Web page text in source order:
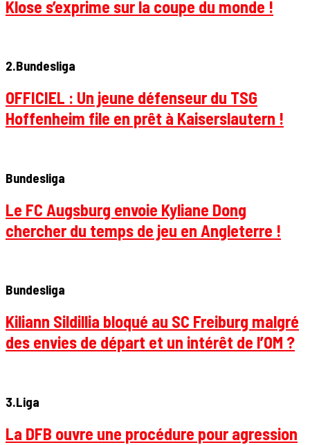
Klose s’exprime sur la coupe du monde !
2.Bundesliga
OFFICIEL : Un jeune défenseur du TSG
Hoffenheim file en prêt à Kaiserslautern !
Bundesliga
Le FC Augsburg envoie Kyliane Dong
chercher du temps de jeu en Angleterre !
Bundesliga
Kiliann Sildillia bloqué au SC Freiburg malgré
des envies de départ et un intérêt de l’OM ?
3.Liga
La DFB ouvre une procédure pour agression